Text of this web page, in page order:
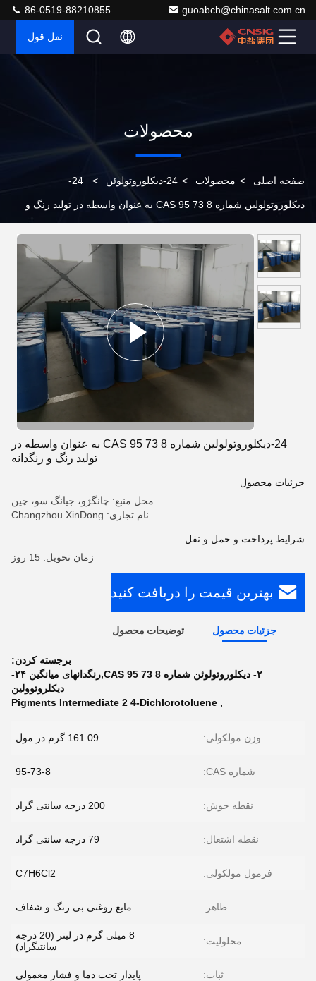
guoabch@chinasalt.com.cn
86-0519-88210855
نقل قول
محصولات
صفحه اصلی > محصولات > 24-دیکلوروتولوئن >
24-
دیکلوروتولولین شماره CAS 95 73 8 به عنوان واسطه در تولید رنگ و
24-دیکلوروتولولین شماره CAS 95 73 8 به عنوان واسطه در
تولید رنگ و رنگدانه
جزئیات محصول
محل منبع: چانگژو، جیانگ سو، چین
نام تجاری: Changzhou XinDong
شرایط پرداخت و حمل و نقل
زمان تحویل: 15 روز
بهترین قیمت را دریافت کنید
جزئیات محصول توضیحات محصول
برجسته کردن:
۲- دیکلوروتولوئن شماره CAS 95 73 8,رنگدانهای میانگین ۲۴-
دیکلروتوولین
,
Pigments Intermediate 2 4-Dichlorotoluene
وزن مولکولی: 161.09 گرم در مول
شماره CAS: 95-73-8
نقطه جوش: 200 درجه سانتی گراد
نقطه اشتعال: 79 درجه سانتی گراد
فرمول مولکولی: C7H6Cl2
ظاهر: مایع روغنی بی رنگ و شفاف
محلولیت:
8 میلی گرم در لیتر (20 درجه
سانتیگراد)
ثبات: پایدار تحت دما و فشار معمولی